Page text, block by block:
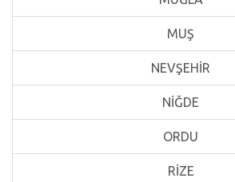
MUŞ
NEVŞEHİR
NİĞDE
ORDU
RİZE